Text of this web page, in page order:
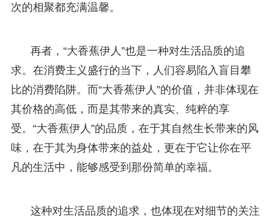
次的相聚都充满温馨。
再者，“大香蕉伊人”也是一种对生活品质的追
求。在消费主义盛行的当下，人们容易陷入盲目攀
比的消费陷阱。而“大香蕉伊人”的价值，并非体现在
其价格的高低，而是其带来的真实、纯粹的享
受。“大香蕉伊人”的品质，在于其自然生长带来的风
味，在于其为身体带来的益处，更在于它让你在平
凡的生活中，能够感受到那份简单的幸福。
这种对生活品质的追求，也体现在对细节的关注